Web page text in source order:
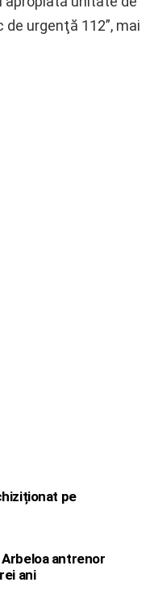
urgenţă 112”, mai
pe
antrenor
ani